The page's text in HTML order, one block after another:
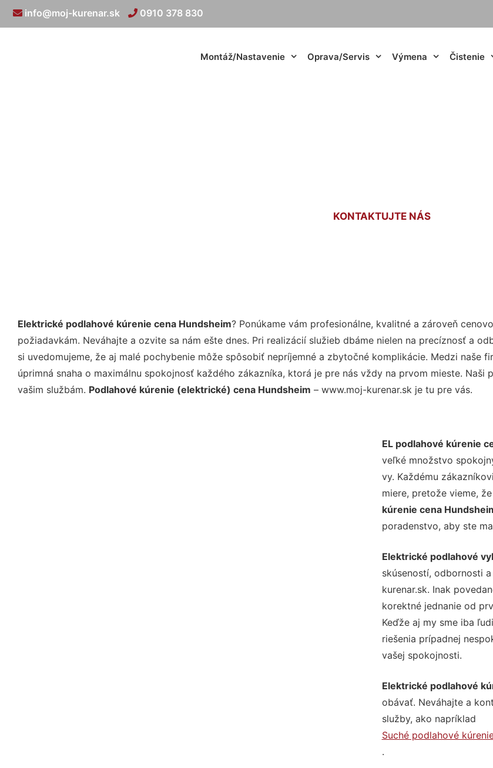
info@moj-kurenar.sk 0910 378 830
Montáž/Nastavenie Oprava/Servis Výmena Čistenie
KONTAKTUJTE NÁS
Elektrické podlahové kúrenie cena Hundsheim? Ponúkame vám profesionálne, kvalitné a zároveň
požiadavkám. Neváhajte a ozvite sa nám ešte dnes. Pri realizácií služieb dbáme nielen na precíznosť a
si uvedomujeme, že aj malé pochybenie môže spôsobiť nepríjemné a zbytočné komplikácie. Medzi
úprimná snaha o maximálnu spokojnosť každého zákazníka, ktorá je pre nás vždy na prvom mieste.
vašim službám. Podlahové kúrenie (elektrické) cena Hundsheim – www.moj-kurenar.sk je tu pre vás.
EL podlahové kúrenie
veľké množstvo
vy. Každému
miere, pretože vieme,
kúrenie cena
poradenstvo, aby ste
Elektrické podlahové
skúseností, odbornosti
kurenar.sk. Inak
korektné jednanie od
Keďže aj my sme iba
riešenia prípadnej
vašej spokojnosti.
Elektrické podlahové
obávať. Neváhajte a
služby, ako napríklad
Suché podlahové
.